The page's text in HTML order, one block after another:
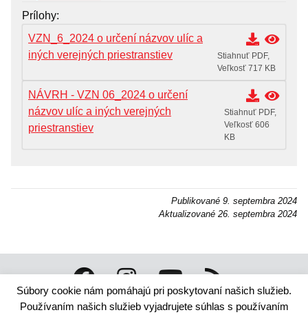
Miesto,lehota a spôsob podania opravného
Prehľad predpisov
Záverečný účet mesta
Územný plán
Dokumenty mesta
Prílohy
VZN_6_2024 o určení názvov ulíc a
iných verejných priestranstiev
Stiahnuť PDF,
Veľkosť 717 KB
NÁVRH - VZN 06_2024 o určení
názvov ulíc a iných verejných
priestranstiev
Stiahnuť PDF,
Veľkosť 606
KB
Publikované 9. septembra 2024
Aktualizované 26. septembra 2024
Technický dodávateľ: ANTIK Telecom, s. r. o. |
smart city systém
Súbory cookie nám pomáhajú pri poskytovaní našich služieb.
Používaním našich služieb vyjadrujete súhlas s používaním